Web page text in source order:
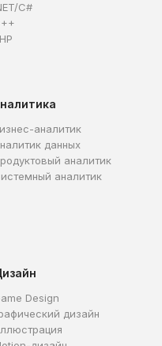
C#
аналитик
данных
аналитик
аналитик
Design
дизайн